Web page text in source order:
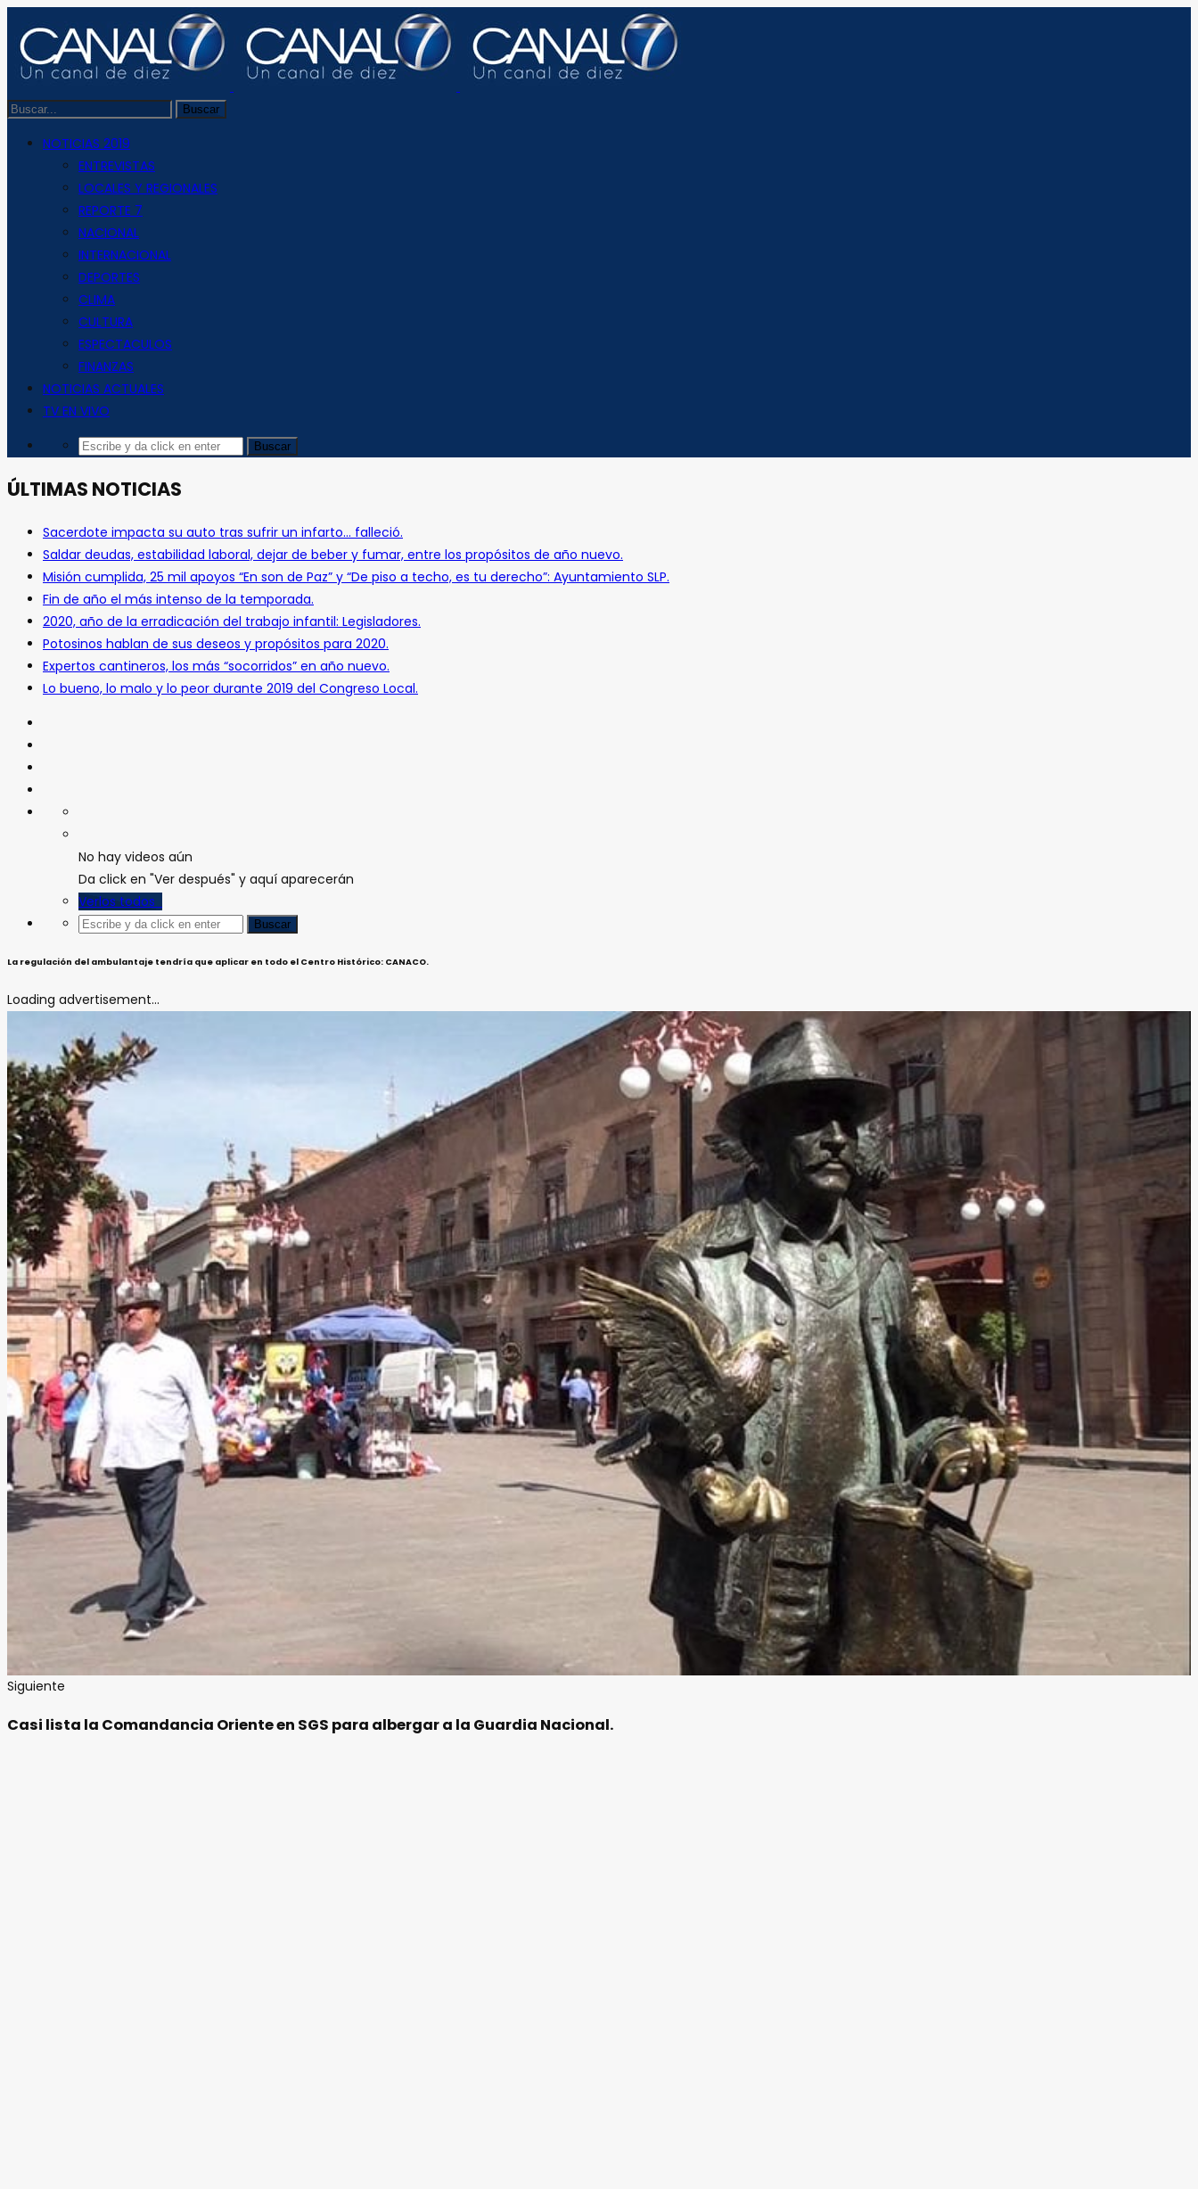
NOTICIAS 2019
ENTREVISTAS
LOCALES Y REGIONALES
REPORTE 7
NACIONAL
INTERNACIONAL
DEPORTES
CLIMA
CULTURA
ESPECTACULOS
FINANZAS
NOTICIAS ACTUALES
TV EN VIVO
ÚLTIMAS NOTICIAS
Sacerdote impacta su auto tras sufrir un infarto… falleció.
Saldar deudas, estabilidad laboral, dejar de beber y fumar, entre los propósitos de año nuevo.
Misión cumplida, 25 mil apoyos “En son de Paz” y “De piso a techo, es tu derecho”: Ayuntamiento SLP.
Fin de año el más intenso de la temporada.
2020, año de la erradicación del trabajo infantil: Legisladores.
Potosinos hablan de sus deseos y propósitos para 2020.
Expertos cantineros, los más “socorridos” en año nuevo.
Lo bueno, lo malo y lo peor durante 2019 del Congreso Local.
No hay videos aún
Da click en "Ver después" y aquí aparecerán
Verlos todos
La regulación del ambulantaje tendría que aplicar en todo el Centro Histórico: CANACO.
Loading advertisement...
Siguiente
Casi lista la Comandancia Oriente en SGS para albergar a la Guardia Nacional.